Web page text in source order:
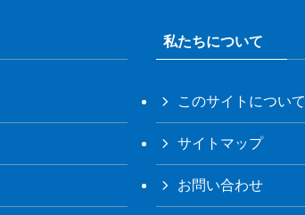
私たちについて
このサイトについて
サイトマップ
お問い合わせ